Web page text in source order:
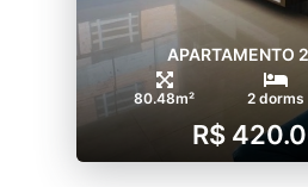
APARTAMENTO
80.48m² 2 dorms
R$